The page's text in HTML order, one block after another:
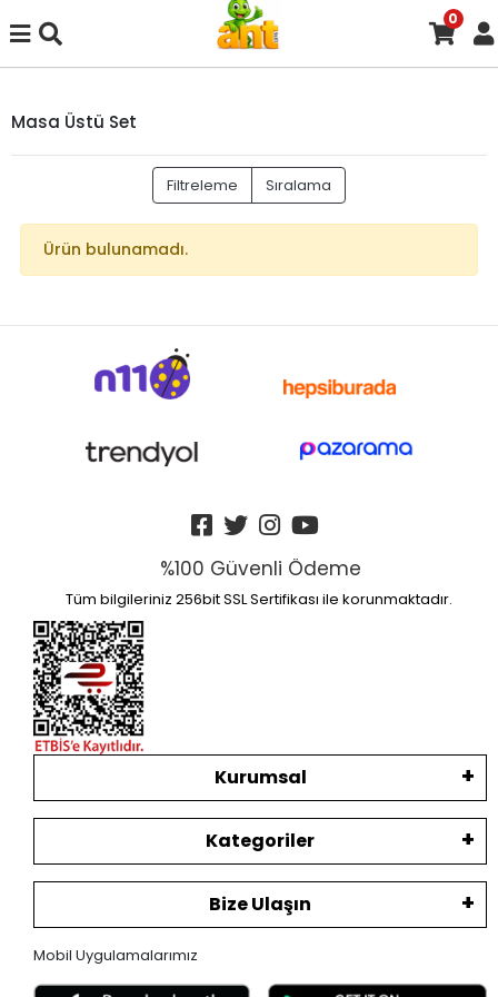
0
Masa Üstü Set
Filtreleme Sıralama
Ürün bulunamadı.
%100 Güvenli Ödeme
Tüm bilgileriniz 256bit SSL Sertifikası ile korunmaktadır.
Kurumsal
Kategoriler
Bize Ulaşın
Mobil Uygulamalarımız